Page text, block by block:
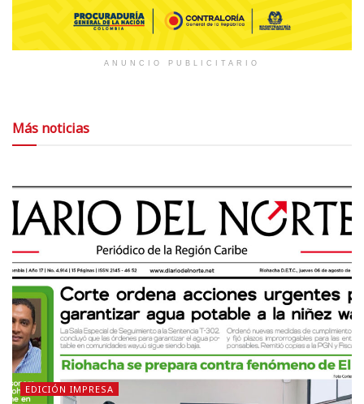
ANUNCIO PUBLICITARIO
Más noticias
EDICIÓN IMPRESA